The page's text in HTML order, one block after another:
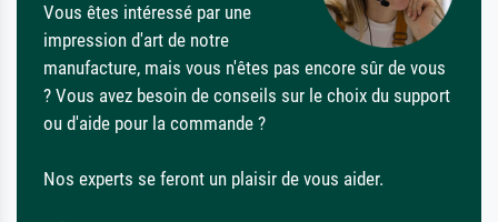
Vous êtes intéressé par une
impression d'art de notre
manufacture, mais vous n'êtes pas encore sûr de vous
? Vous avez besoin de conseils sur le choix du support
ou d'aide pour la commande ?
Nos experts se feront un plaisir de vous aider.